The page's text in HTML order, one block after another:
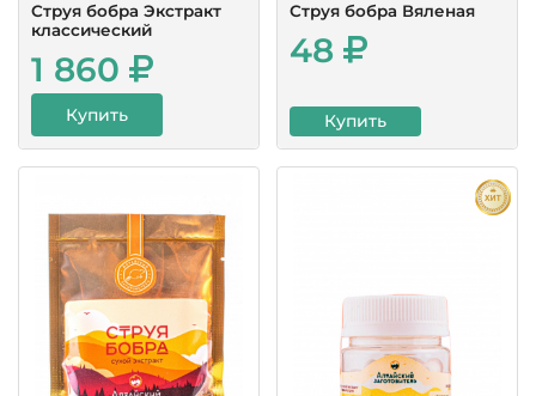
Струя бобра Экстракт
классический
1 860
Купить
Струя бобра Вяленая
48
Купить